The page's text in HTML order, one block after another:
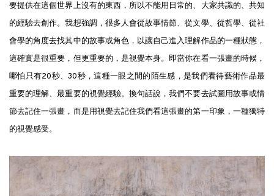
要提供在這個世界上沒有的東西，所以不能用日常的、大家共識的、共知
的經驗去創作。我想強調，很多人會從故事情節、從文學、從哲學、從社
會學的角度去找其中的故事或角色，以讓自己進入理解作品的一種狀態，
這確實是很重要，但更重要的，是視覺本身。即當你在看一張畫的時候，
哪怕只有20秒、30秒，這種一眼之間的陌生感，是我們看待藝術作品最
重要的理解、最重要的視覺經驗。換句話說，我們不要去試圖用故事或情
節去記住一張畫，而是用視覺去記住我們看這張畫的第一印象，一種獨特
的視覺感受。